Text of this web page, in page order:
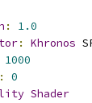
:
1.0
: Khronos
1000
:
0
Shader